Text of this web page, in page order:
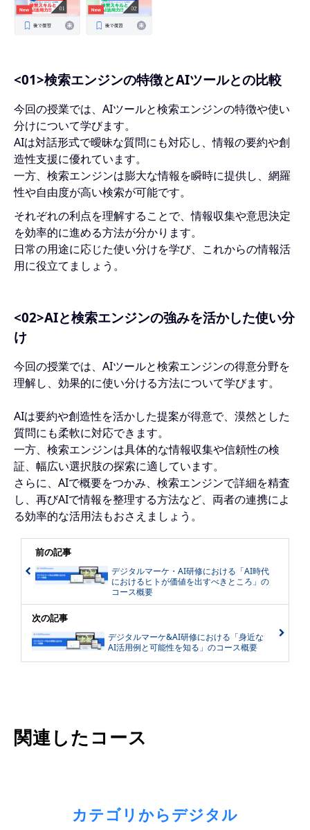
<01>検索エンジンの特徴とAIツールとの比較
今回の授業では、AIツールと検索エンジンの特徴や使い
分けについて学びます。
AIは対話形式で曖昧な質問にも対応し、情報の要約や創
造性支援に優れています。
一方、検索エンジンは膨大な情報を瞬時に提供し、網羅
性や自由度が高い検索が可能です。
それぞれの利点を理解することで、情報収集や意思決定
を効率的に進める方法が分かります。
日常の用途に応じた使い分けを学び、これからの情報活
用に役立てましょう。
<02>AIと検索エンジンの強みを活かした使い分
け
今回の授業では、AIツールと検索エンジンの得意分野を
理解し、効果的に使い分ける方法について学びます。
AIは要約や創造性を活かした提案が得意で、漠然とした
質問にも柔軟に対応できます。
一方、検索エンジンは具体的な情報収集や信頼性の検
証、幅広い選択肢の探索に適しています。
さらに、AIで概要をつかみ、検索エンジンで詳細を精査
し、再びAIで情報を整理する方法など、両者の連携によ
る効率的な活用法もおさえましょう。
前の記事
デジタルマーケ・AI研修における「AI時代
におけるヒトが価値を出すべきところ」の
コース概要
次の記事
デジタルマーケ&AI研修における「身近な
AI活用例と可能性を知る」のコース概要
関連したコース
カテゴリからデジタル